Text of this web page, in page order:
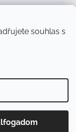
souhlas s
fenntartva.Süti